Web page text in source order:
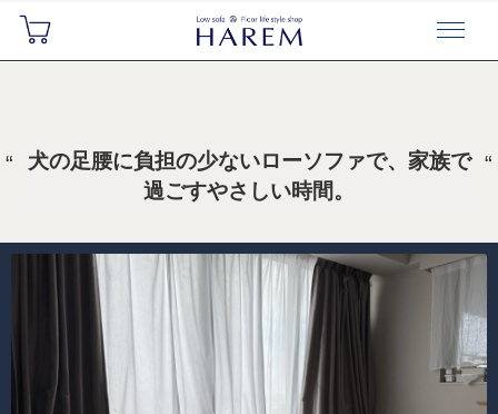
犬の足腰に負担の少ないローソファで、家族で
過ごすやさしい時間。